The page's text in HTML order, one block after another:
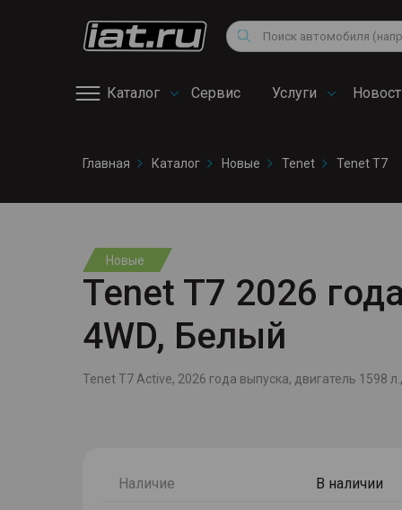
Поиск
Каталог Сервис
сервис
Услуги
Снегоходы
Квадроциклы
Главная Каталог Новые Tenet Tenet T7
Новые
Tenet T7 2026
4WD, Белый
Tenet T7 Active, 2026 года выпуска, двигатель 1598
Наличие В наличии